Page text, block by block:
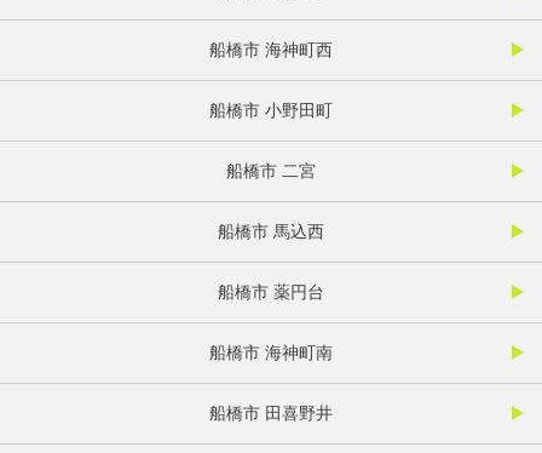
船橋市 海神町西
船橋市 小野田町
船橋市 二宮
船橋市 馬込西
船橋市 薬円台
船橋市 海神町南
船橋市 田喜野井